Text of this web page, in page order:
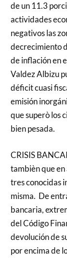
de un 11.3
actividades
negativos las
decrecimiento
de inflación en
Valdez Albizu
déficit cuasi
emisión
que superò los
bien pesada.
CRISIS
tambièn que
tres conocidas
misma. De
bancaria,
del Código
devolución de
por encima de